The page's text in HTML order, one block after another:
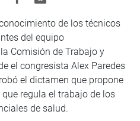
de los técnicos
del equipo
Comisión de Trabajo y
el congresista Alex Paredes
el dictamen que propone
regula el trabajo de los
de salud.